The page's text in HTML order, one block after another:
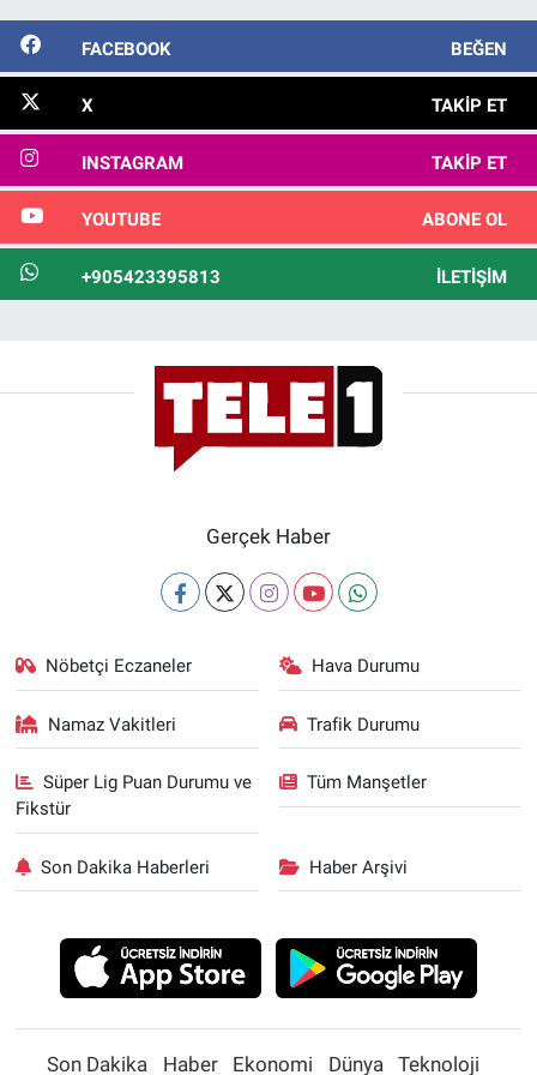
FACEBOOK BEĞEN
X TAKIP ET
INSTAGRAM TAKIP ET
YOUTUBE ABONE OL
+905423395813 İLETIŞIM
Gerçek Haber
Nöbetçi Eczaneler Hava Durumu
Namaz Vakitleri Trafik Durumu
Süper Lig Puan Durumu ve
Fikstür
Tüm Manşetler
Son Dakika Haberleri Haber Arşivi
Son Dakika Haber Ekonomi Dünya Teknoloji